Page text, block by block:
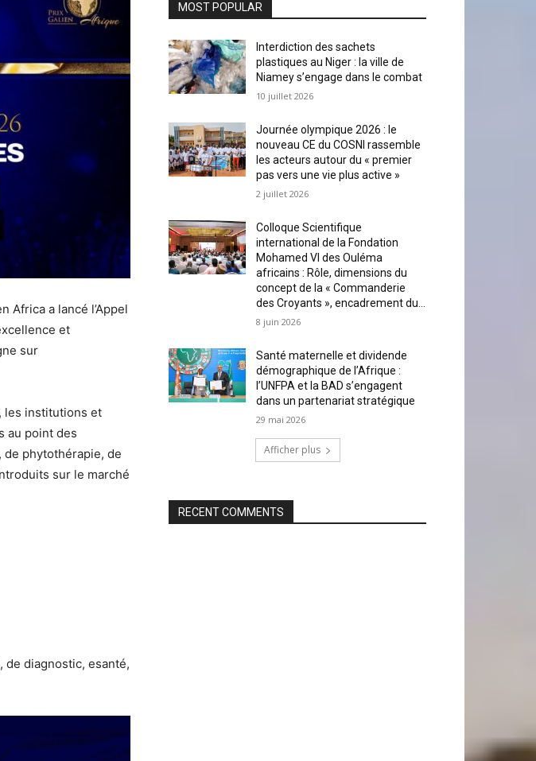
Africa a lancé l’Appel
et
sur
les institutions et
au point des
phytothérapie, de
sur le marché
diagnostic, esanté,
MOST POPULAR
Interdiction des sachets
plastiques au Niger : la ville de
Niamey s’engage dans le combat
10 juillet 2026
Journée olympique 2026 : le
nouveau CE du COSNI rassemble
les acteurs autour du « premier
pas vers une vie plus active »
2 juillet 2026
Colloque Scientifique
international de la Fondation
Mohamed VI des Ouléma
africains : Rôle, dimensions du
concept de la « Commanderie
des Croyants », encadrement du...
8 juin 2026
Santé maternelle et dividende
démographique de l’Afrique :
l’UNFPA et la BAD s’engagent
dans un partenariat stratégique
29 mai 2026
Afficher plus
RECENT COMMENTS